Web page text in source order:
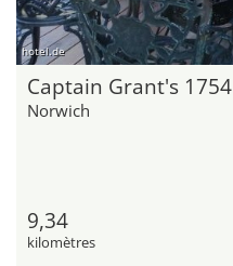
hotel.de
Captain Grant's 1754
Norwich
9,34
kilomètres